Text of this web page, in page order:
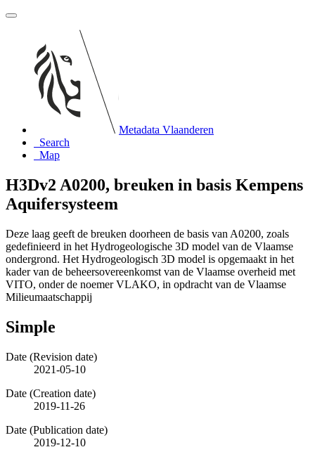
Metadata Vlaanderen
Search
Map
H3Dv2 A0200, breuken in basis Kempens
Aquifersysteem
Deze laag geeft de breuken doorheen de basis van A0200, zoals
gedefinieerd in het Hydrogeologische 3D model van de Vlaamse
ondergrond. Het Hydrogeologisch 3D model is opgemaakt in het
kader van de beheersovereenkomst van de Vlaamse overheid met
VITO, onder de noemer VLAKO, in opdracht van de Vlaamse
Milieumaatschappij
Simple
Date (Revision date)
2021-05-10
Date (Creation date)
2019-11-26
Date (Publication date)
2019-12-10